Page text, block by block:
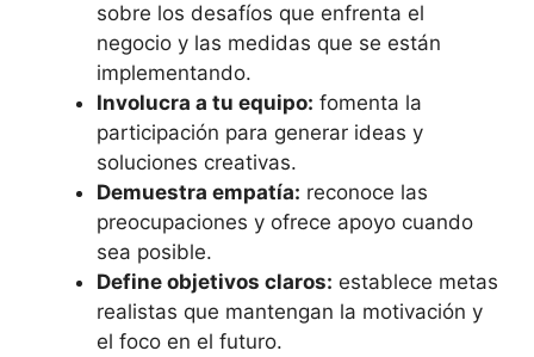
sobre los desafíos que enfrenta el
negocio y las medidas que se están
implementando.
Involucra a tu equipo: fomenta la
participación para generar ideas y
soluciones creativas.
Demuestra empatía: reconoce las
preocupaciones y ofrece apoyo cuando
sea posible.
Define objetivos claros: establece metas
realistas que mantengan la motivación y
el foco en el futuro.